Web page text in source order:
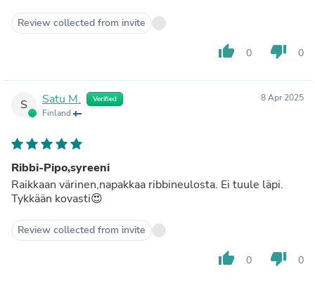
Review collected from invite
thumb_up 0 thumb_down 0
S Satu M. Verified
Finland
8 Apr 2025
Ribbi-Pipo,syreeni
Raikkaan värinen,napakkaa ribbineulosta. Ei tuule läpi.
Tykkään kovasti😍
Review collected from invite
thumb_up 0 thumb_down 0